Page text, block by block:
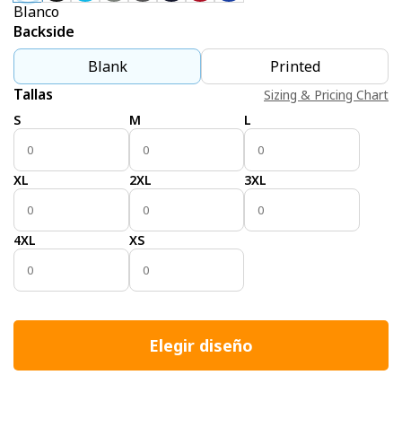
Blanco
Backside
Blank
Printed
Tallas
Sizing & Pricing Chart
S
M L
XL 2XL 3XL
4XL XS
Elegir diseño